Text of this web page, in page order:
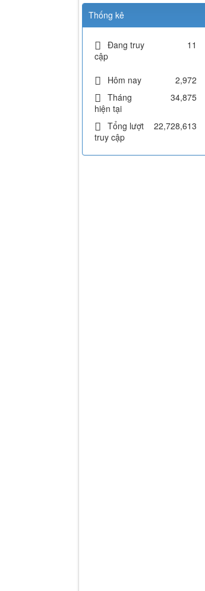
Thống kê
Đang truy
cập
11
Hôm nay
2,972
Tháng
hiện tại
34,875
Tổng lượt
truy cập
22,728,613